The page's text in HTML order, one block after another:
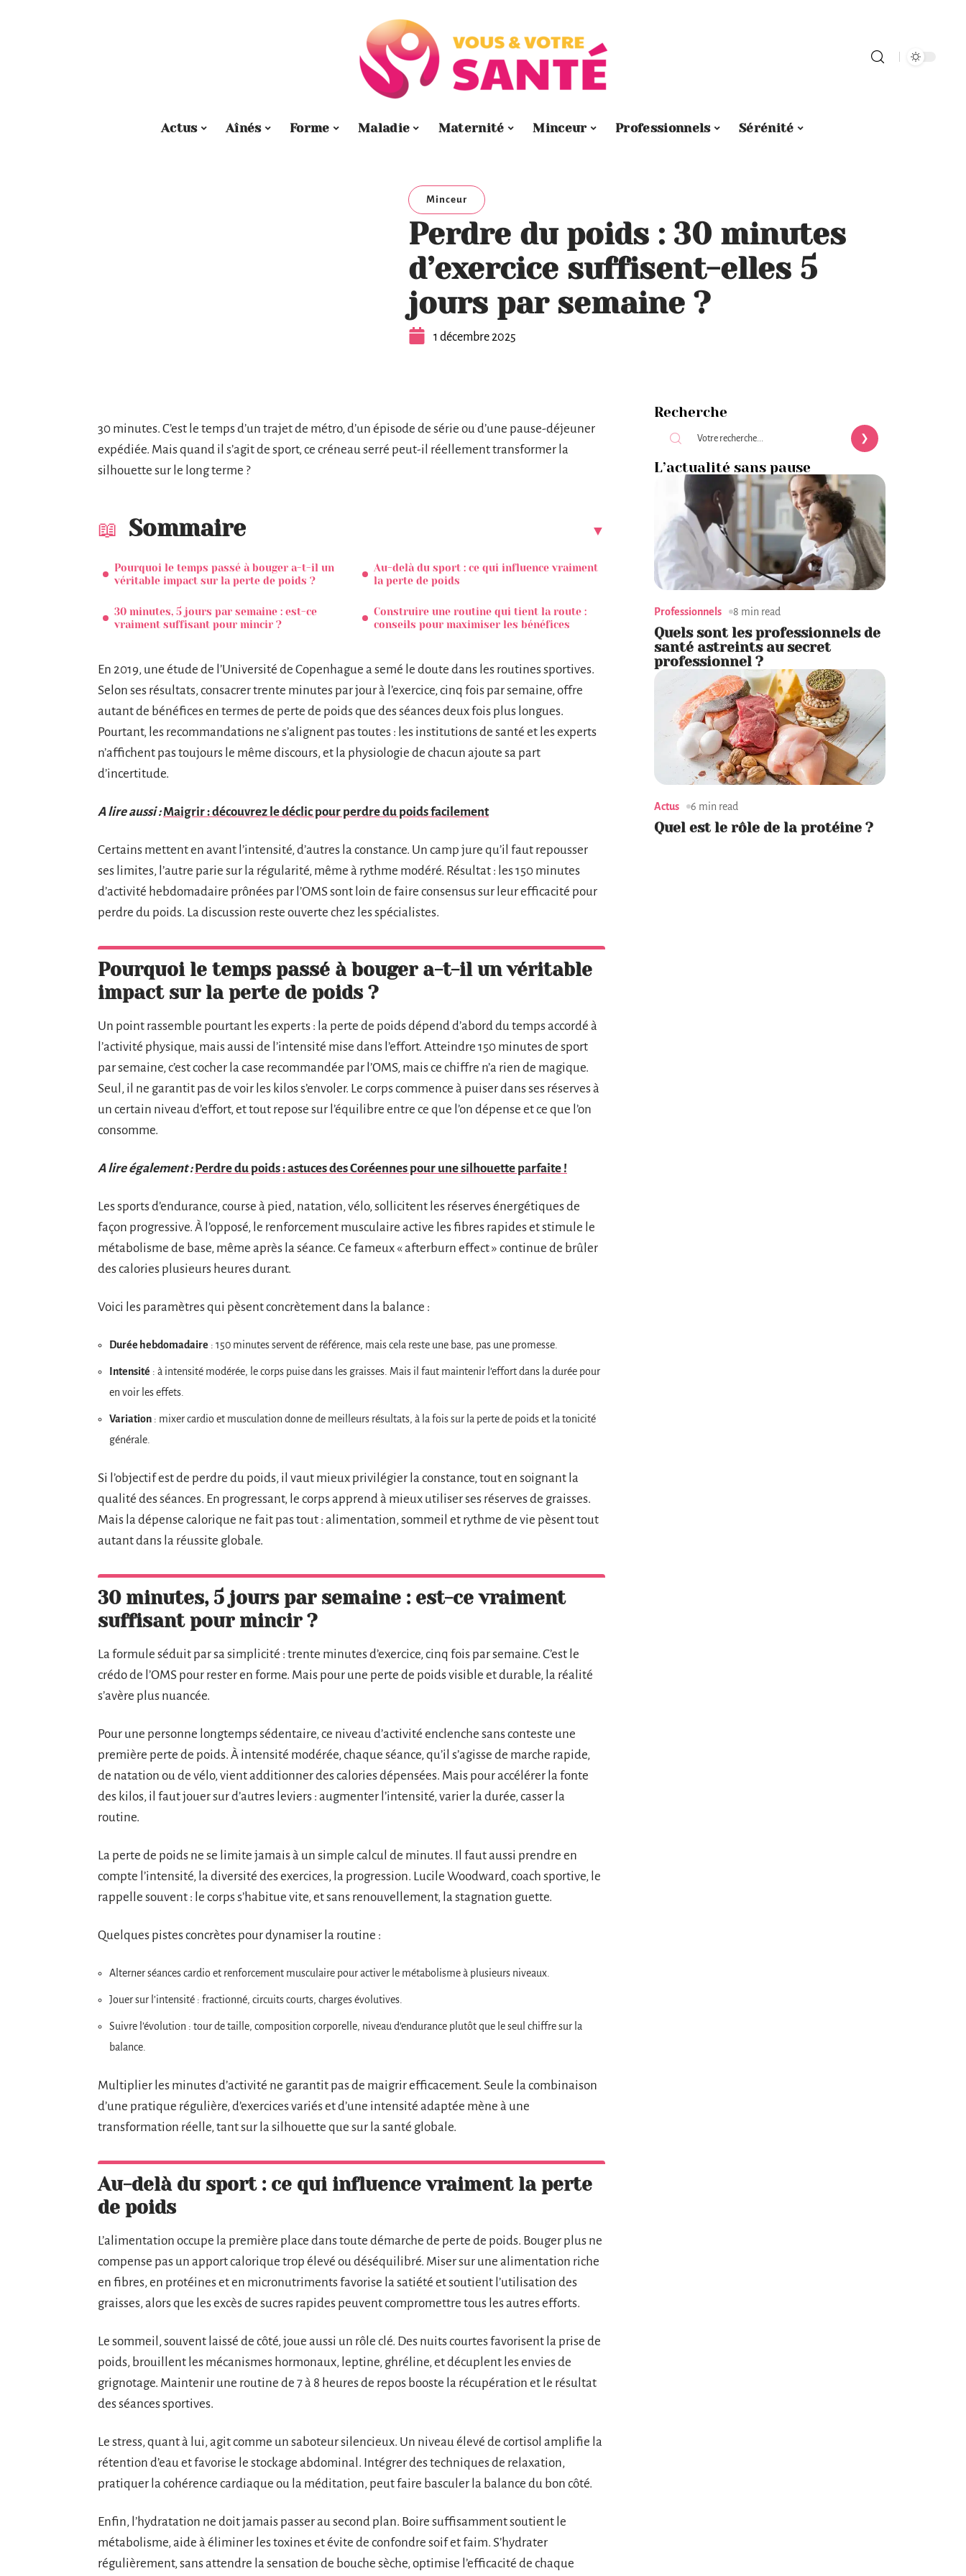
Actus Aînés Forme Maladie Maternité Minceur Professionnels Sérénité
Minceur
Perdre du poids : 30 minutes
d’exercice suffisent-elles 5
jours par semaine ?
1 décembre 2025
30 minutes. C’est le temps d’un trajet de métro, d’un épisode de série ou d’une pause-déjeuner
expédiée. Mais quand il s’agit de sport, ce créneau serré peut-il réellement transformer la
silhouette sur le long terme ?
Sommaire
Pourquoi le temps passé à bouger a-t-il un
véritable impact sur la perte de poids ?
30 minutes, 5 jours par semaine : est-ce
vraiment suffisant pour mincir ?
Au-delà du sport : ce qui influence vraiment
la perte de poids
Construire une routine qui tient la route :
conseils pour maximiser les bénéfices
En 2019, une étude de l’Université de Copenhague a semé le doute dans les routines sportives.
Selon ses résultats, consacrer trente minutes par jour à l’exercice, cinq fois par semaine, offre
autant de bénéfices en termes de perte de poids que des séances deux fois plus longues.
Pourtant, les recommandations ne s’alignent pas toutes : les institutions de santé et les experts
n’affichent pas toujours le même discours, et la physiologie de chacun ajoute sa part
d’incertitude.
A lire aussi : Maigrir : découvrez le déclic pour perdre du poids facilement
Certains mettent en avant l’intensité, d’autres la constance. Un camp jure qu’il faut repousser
ses limites, l’autre parie sur la régularité, même à rythme modéré. Résultat : les 150 minutes
d’activité hebdomadaire prônées par l’OMS sont loin de faire consensus sur leur efficacité pour
perdre du poids. La discussion reste ouverte chez les spécialistes.
Pourquoi le temps passé à bouger a-t-il un véritable
impact sur la perte de poids ?
Un point rassemble pourtant les experts : la perte de poids dépend d’abord du temps accordé à
l’activité physique, mais aussi de l’intensité mise dans l’effort. Atteindre 150 minutes de sport
par semaine, c’est cocher la case recommandée par l’OMS, mais ce chiffre n’a rien de magique.
Seul, il ne garantit pas de voir les kilos s’envoler. Le corps commence à puiser dans ses réserves à
un certain niveau d’effort, et tout repose sur l’équilibre entre ce que l’on dépense et ce que l’on
consomme.
A lire également : Perdre du poids : astuces des Coréennes pour une silhouette parfaite !
Les sports d’endurance, course à pied, natation, vélo, sollicitent les réserves énergétiques de
façon progressive. À l’opposé, le renforcement musculaire active les fibres rapides et stimule le
métabolisme de base, même après la séance. Ce fameux « afterburn effect » continue de brûler
des calories plusieurs heures durant.
Voici les paramètres qui pèsent concrètement dans la balance :
Durée hebdomadaire : 150 minutes servent de référence, mais cela reste une base, pas une promesse.
Intensité : à intensité modérée, le corps puise dans les graisses. Mais il faut maintenir l’effort dans la durée pour
en voir les effets.
Variation : mixer cardio et musculation donne de meilleurs résultats, à la fois sur la perte de poids et la tonicité
générale.
Si l’objectif est de perdre du poids, il vaut mieux privilégier la constance, tout en soignant la
qualité des séances. En progressant, le corps apprend à mieux utiliser ses réserves de graisses.
Mais la dépense calorique ne fait pas tout : alimentation, sommeil et rythme de vie pèsent tout
autant dans la réussite globale.
30 minutes, 5 jours par semaine : est-ce vraiment
suffisant pour mincir ?
La formule séduit par sa simplicité : trente minutes d’exercice, cinq fois par semaine. C’est le
crédo de l’OMS pour rester en forme. Mais pour une perte de poids visible et durable, la réalité
s’avère plus nuancée.
Pour une personne longtemps sédentaire, ce niveau d’activité enclenche sans conteste une
première perte de poids. À intensité modérée, chaque séance, qu’il s’agisse de marche rapide,
de natation ou de vélo, vient additionner des calories dépensées. Mais pour accélérer la fonte
des kilos, il faut jouer sur d’autres leviers : augmenter l’intensité, varier la durée, casser la
routine.
La perte de poids ne se limite jamais à un simple calcul de minutes. Il faut aussi prendre en
compte l’intensité, la diversité des exercices, la progression. Lucile Woodward, coach sportive, le
rappelle souvent : le corps s’habitue vite, et sans renouvellement, la stagnation guette.
Quelques pistes concrètes pour dynamiser la routine :
Alterner séances cardio et renforcement musculaire pour activer le métabolisme à plusieurs niveaux.
Jouer sur l’intensité : fractionné, circuits courts, charges évolutives.
Suivre l’évolution : tour de taille, composition corporelle, niveau d’endurance plutôt que le seul chiffre sur la
balance.
Multiplier les minutes d’activité ne garantit pas de maigrir efficacement. Seule la combinaison
d’une pratique régulière, d’exercices variés et d’une intensité adaptée mène à une
transformation réelle, tant sur la silhouette que sur la santé globale.
Au-delà du sport : ce qui influence vraiment la perte
de poids
L’alimentation occupe la première place dans toute démarche de perte de poids. Bouger plus ne
compense pas un apport calorique trop élevé ou déséquilibré. Miser sur une alimentation riche
en fibres, en protéines et en micronutriments favorise la satiété et soutient l’utilisation des
graisses, alors que les excès de sucres rapides peuvent compromettre tous les autres efforts.
Le sommeil, souvent laissé de côté, joue aussi un rôle clé. Des nuits courtes favorisent la prise de
poids, brouillent les mécanismes hormonaux, leptine, ghréline, et décuplent les envies de
grignotage. Maintenir une routine de 7 à 8 heures de repos booste la récupération et le résultat
des séances sportives.
Le stress, quant à lui, agit comme un saboteur silencieux. Un niveau élevé de cortisol amplifie la
rétention d’eau et favorise le stockage abdominal. Intégrer des techniques de relaxation,
pratiquer la cohérence cardiaque ou la méditation, peut faire basculer la balance du bon côté.
Enfin, l’hydratation ne doit jamais passer au second plan. Boire suffisamment soutient le
métabolisme, aide à éliminer les toxines et évite de confondre soif et faim. S’hydrater
régulièrement, sans attendre la sensation de bouche sèche, optimise l’efficacité de chaque
Recherche
L’actualité sans pause
Professionnels 8 min read
Quels sont les professionnels de
santé astreints au secret
professionnel ?
Actus 6 min read
Quel est le rôle de la protéine ?